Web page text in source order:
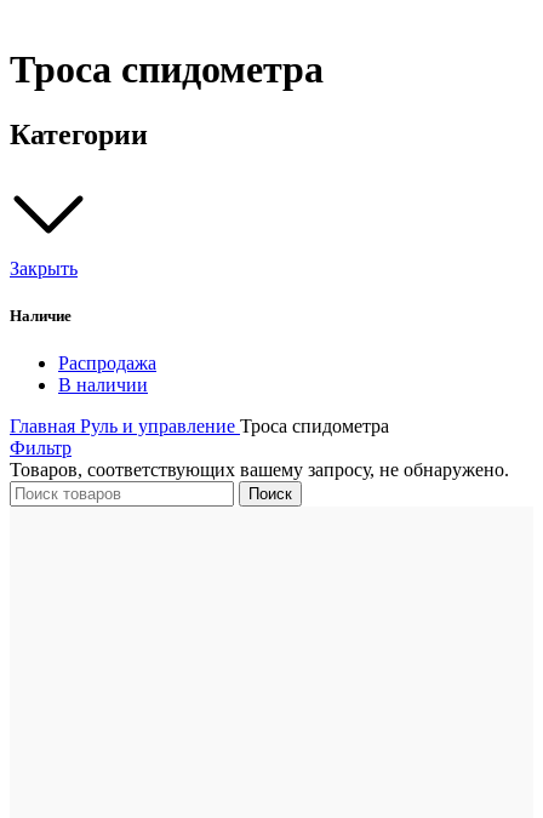
Троса спидометра
Категории
Закрыть
Наличие
Распродажа
В наличии
Главная Руль и управление Троса спидометра
Фильтр
Товаров, соответствующих вашему запросу, не обнаружено.
Поиск